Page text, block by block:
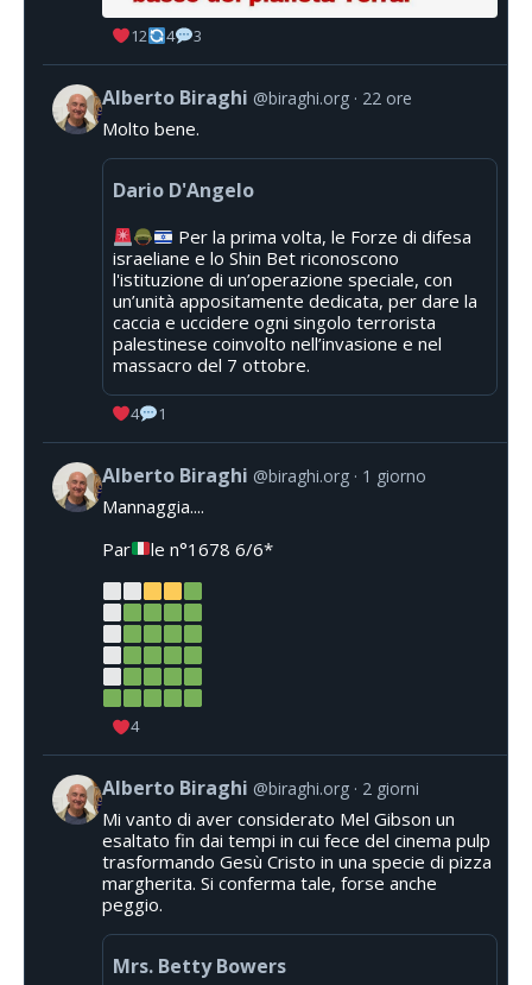
12 4 3
Alberto Biraghi @biraghi.org 22 ore
Molto bene.
Dario D'Angelo
Per la prima volta, le Forze di difesa
israeliane e lo Shin Bet riconoscono
l'istituzione di un’operazione speciale, con
un’unità appositamente dedicata, per dare la
caccia e uccidere ogni singolo terrorista
palestinese coinvolto nell’invasione e nel
massacro del 7 ottobre.
4 1
Alberto Biraghi @biraghi.org 1 giorno
Mannaggia....
Par
le n°1678 6/6*
4
Alberto Biraghi @biraghi.org 2 giorni
Mi vanto di aver considerato Mel Gibson un
esaltato fin dai tempi in cui fece del cinema pulp
trasformando Gesù Cristo in una specie di pizza
margherita. Si conferma tale, forse anche
peggio.
Mrs. Betty Bowers